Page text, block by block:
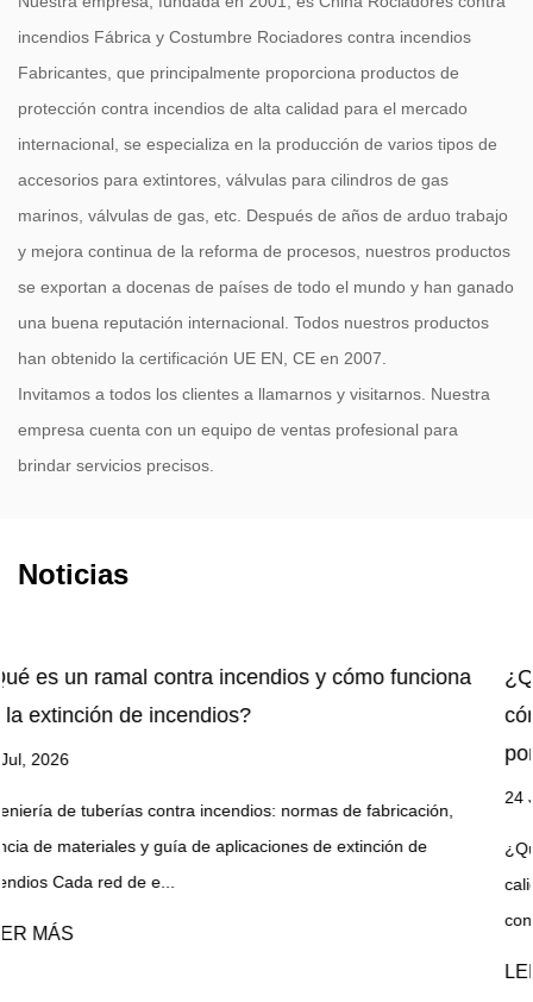
incendios Fábrica y Costumbre Rociadores contra incendios
Fabricantes , que principalmente proporciona productos de
protección contra incendios de alta calidad para el mercado
internacional, se especializa en la producción de varios tipos de
accesorios para extintores, válvulas para cilindros de gas
marinos, válvulas de gas, etc. Después de años de arduo trabajo
y mejora continua de la reforma de procesos, nuestros productos
se exportan a docenas de países de todo el mundo y han ganado
una buena reputación internacional. Todos nuestros productos
han obtenido la certificación UE EN, CE en 2007.
Invitamos a todos los clientes a llamarnos y visitarnos. Nuestra
empresa cuenta con un equipo de ventas profesional para
brindar servicios precisos.
Noticias
cómo funciona
de fabricación,
extinción de
¿Qué es un carrete de manguera
cómo funciona realmente durante
¿Qué es el carrete para manguera contra
calidad de fabricación determina el